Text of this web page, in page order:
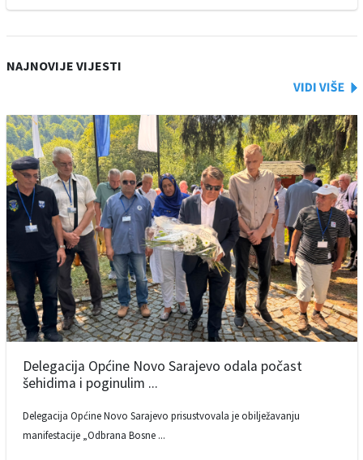
NAJNOVIJE VIJESTI
Delegacija Općine Novo Sarajevo odala počast
šehidima i poginulim ...
Delegacija Općine Novo Sarajevo prisustvovala je obilježavanju
manifestacije „Odbrana Bosne ...